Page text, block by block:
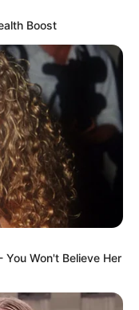
Boost
You Won't Believe Her